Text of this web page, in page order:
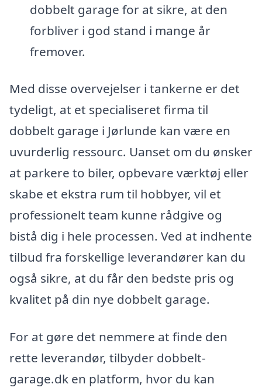
dobbelt garage for at sikre, at den
forbliver i god stand i mange år
fremover.
Med disse overvejelser i tankerne er det
tydeligt, at et specialiseret firma til
dobbelt garage i Jørlunde kan være en
uvurderlig ressourc. Uanset om du ønsker
at parkere to biler, opbevare værktøj eller
skabe et ekstra rum til hobbyer, vil et
professionelt team kunne rådgive og
bistå dig i hele processen. Ved at indhente
tilbud fra forskellige leverandører kan du
også sikre, at du får den bedste pris og
kvalitet på din nye dobbelt garage.
For at gøre det nemmere at finde den
rette leverandør, tilbyder dobbelt-
garage.dk en platform, hvor du kan